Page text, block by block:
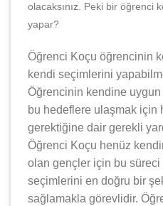
olacaksınız. Peki bir öğrenci
yapar?
Öğrenci Koçu öğrencinin
kendi seçimlerini
Öğrencinin kendine
bu hedeflere ulaşmak için
gerektiğine dair gerekli
Öğrenci Koçu henüz
olan gençler için bu süreci
seçimlerini en doğru bir
sağlamakla görevlidir.